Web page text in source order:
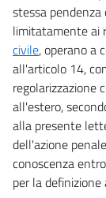
stessa
limitatamente ai
civile, operano a
all'articolo 14,
regolarizzazione
all'estero,
alla presente
dell'azione
conoscenza
per la